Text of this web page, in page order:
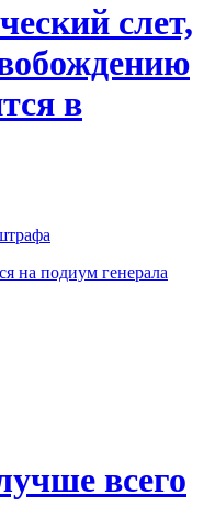
слет,
в
на подиум генерала
всего